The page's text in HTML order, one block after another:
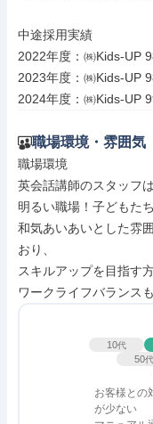
中途採用実績
2022年度：㈱Kids-UP
2023年度：㈱Kids-UP
2024年度：㈱Kids-UP
職場環境・雰囲気
職場環境
英会話講師のスタッフ
明るい職場！子どもた
和気あいあいとした雰
おり、
スキルアップを目指す
ワークライフバランス
10代
50代
お客様との
が少ない